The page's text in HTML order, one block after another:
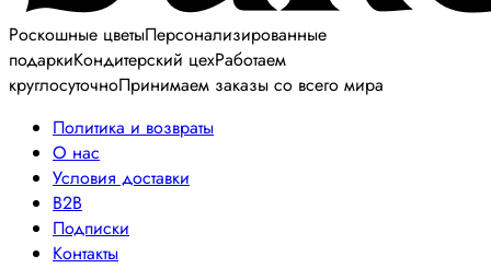
Роскошные цветыПерсонализированные
подаркиКондитерский цехРаботаем
круглосуточноПринимаем заказы со всего мира
Политика и возвраты
О нас
Условия доставки
B2B
Подписки
Контакты